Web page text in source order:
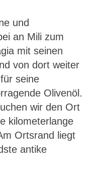
und
an Mili zum
mit seinen
von dort weiter
seine
Olivenöl.
wir den Ort
kilometerlange
Ortsrand liegt
antike